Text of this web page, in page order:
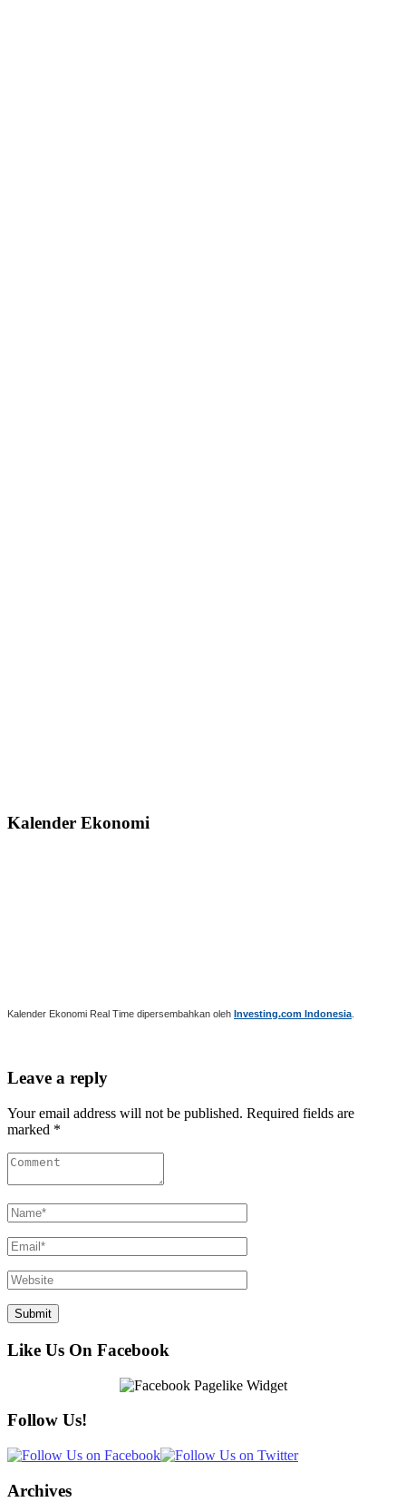
Kalender Ekonomi
Kalender Ekonomi Real Time dipersembahkan oleh Investing.com Indonesia
Leave a reply
Your email address will not be published. Required fields are
marked *
Like Us On Facebook
Follow Us!
Archives